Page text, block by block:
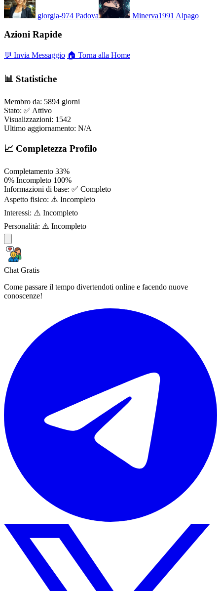
giorgia-974 Padova Minerva1991 Alpago
Azioni Rapide
💬 Invia Messaggio 🏠 Torna alla Home
📊 Statistiche
Membro da: 5894 giorni
Stato: ✅ Attivo
Visualizzazioni: 1542
Ultimo aggiornamento: N/A
📈 Completezza Profilo
Completamento 33%
0% Incompleto 100%
Informazioni di base: ✅ Completo
Aspetto fisico: ⚠️ Incompleto
Interessi: ⚠️ Incompleto
Personalità: ⚠️ Incompleto
Chat Gratis
Come passare il tempo divertendoti online e facendo nuove
conoscenze!